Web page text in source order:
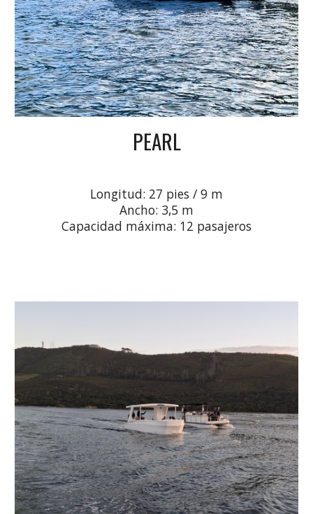
PEARL
Longitud: 27 pies / 9 m
Ancho: 3,5 m
Capacidad máxima: 12 pasajeros